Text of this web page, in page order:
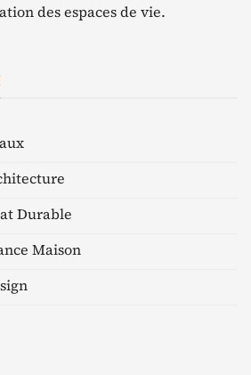
des espaces de vie.
Durable
Maison